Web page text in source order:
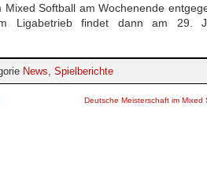
Mixed Softball am Wochenende
Ligabetrieb findet dann am 29.
News, Spielberichte
Deutsche Meisterschaft im Mixed